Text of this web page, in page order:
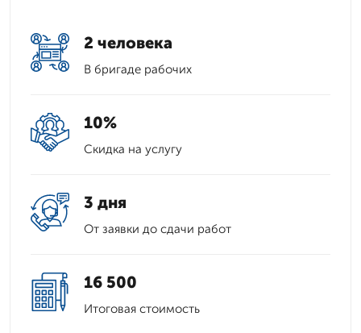
2 человека
В бригаде рабочих
10%
Скидка на услугу
3 дня
От заявки до сдачи работ
16 500
Итоговая стоимость